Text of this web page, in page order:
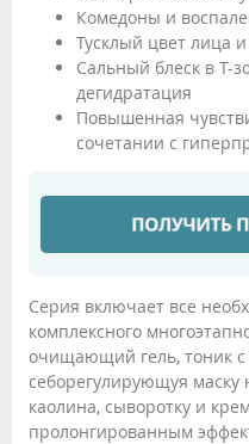
Комедоны и
Тусклый цвет лица
Сальный блеск в Т-
дегидратация
Повышенная
сочетании с
Серия включает все
комплексного
очищающий гель, тоник
себорегулирующуя
каолина, сыворотку и
пролонгированным